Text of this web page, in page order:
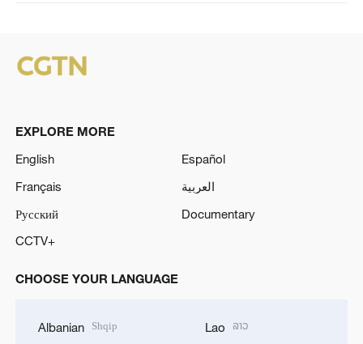
EXPLORE MORE
English
Español
Français
العربية
Русский
Documentary
CCTV+
CHOOSE YOUR LANGUAGE
Albanian Shqip Lao ລາວ